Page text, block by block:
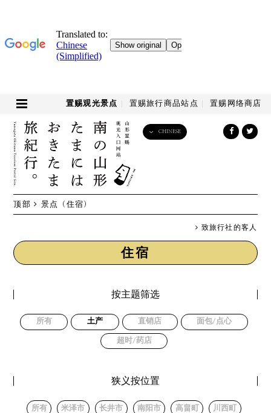
置赐观光景点 置赐旅行商品站点 置赐网络商店
CHINESE
顶部 景点 （住宿）
致旅行社的客人
住宿
按主题筛选
所有 土产 直销店 面包/点心
超时/药店
狭义按位置
所有 米泽市 长井市 南阳市 高畠町 川西町